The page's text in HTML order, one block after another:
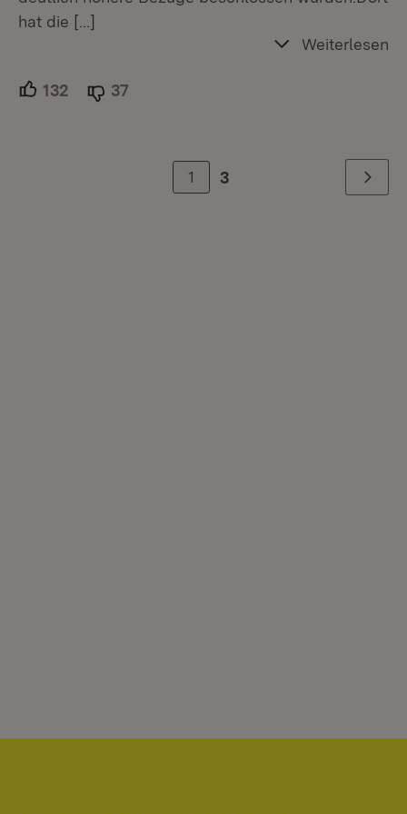
hat die […]
Weiterlesen
132 Unterstützer.
37
1 3 Weiter